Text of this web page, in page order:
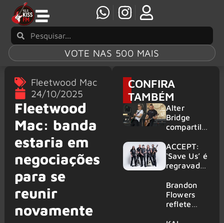
VOTE NAS 500 MAIS
Fleetwood Mac
24/10/2025
Fleetwood
Mac: banda
estaria em
negociações
para se
reunir
novamente
CONFIRA
TAMBÉM
Alter
Bridge
compartilh
vivo de
“Fortress”
gravada
am Ring
2026
ACCEPT:
‘Save Us’ é
regravada
membros
do GHOST
e KORN
Brandon
Flowers
reflete